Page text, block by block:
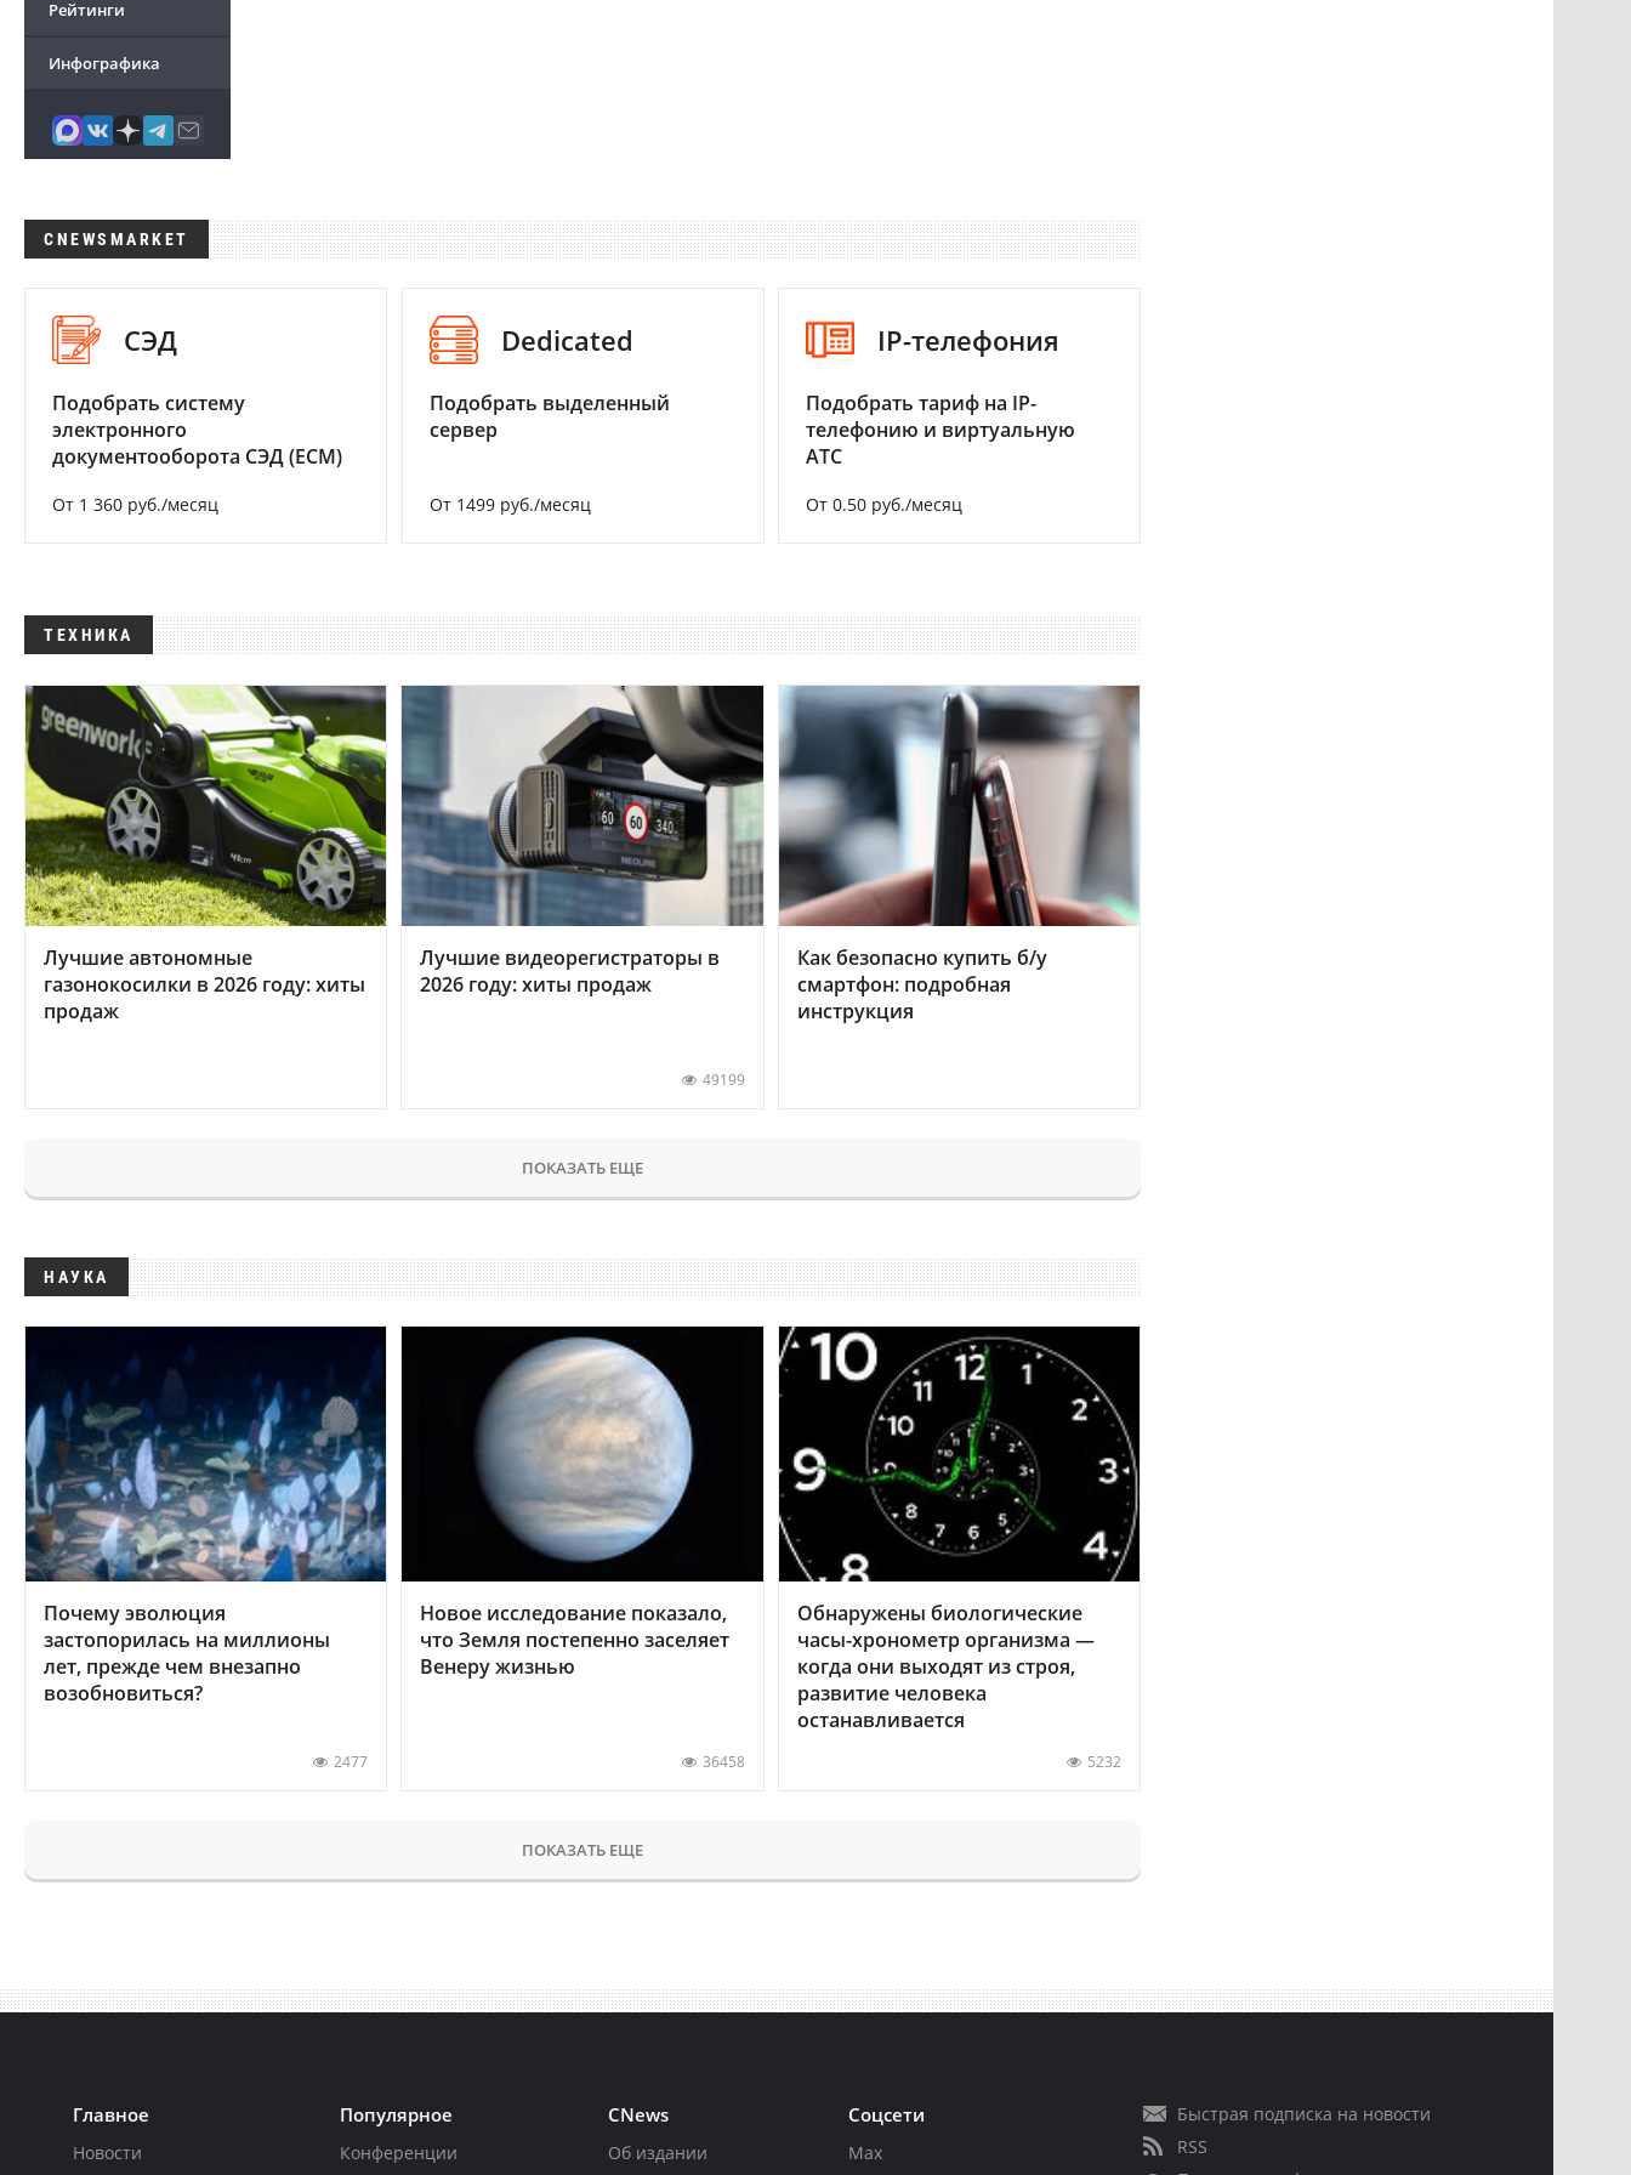
Рейтинги
Инфографика
CNEWSMARKET
СЭД
Подобрать систему
электронного
документооборота СЭД (ECM)
От 1 360 руб./месяц
Dedicated
Подобрать выделенный
сервер
От 1499 руб./месяц
IP-телефония
Подобрать тариф на IP-
телефонию и виртуальную
АТС
От 0.50 руб./месяц
ТЕХНИКА
Лучшие автономные
газонокосилки в 2026 году: хиты
продаж
Лучшие видеорегистраторы в
2026 году: хиты продаж
49199
Как безопасно купить б/у
смартфон: подробная
инструкция
ПОКАЗАТЬ ЕЩЕ
НАУКА
Почему эволюция
застопорилась на миллионы
лет, прежде чем внезапно
возобновиться?
2477
Новое исследование показало,
что Земля постепенно заселяет
Венеру жизнью
36458
Обнаружены биологические
часы-хронометр организма —
когда они выходят из строя,
развитие человека
останавливается
5232
ПОКАЗАТЬ ЕЩЕ
Главное
Новости
Популярное
Конференции
CNews
Об издании
Соцсети
Max
Быстрая подписка на новости
RSS